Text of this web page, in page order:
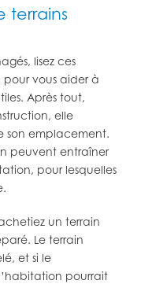
terrains
lisez ces
pour vous aider à
Après tout,
elle
son emplacement.
peuvent entraîner
pour lesquelles
un terrain
Le terrain
et si le
pourrait